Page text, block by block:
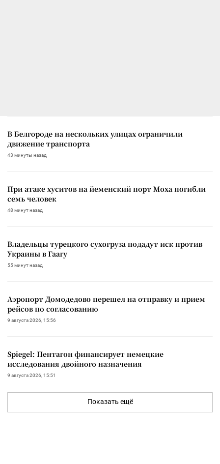
В Белгороде на нескольких улицах ограничили
движение транспорта
43 минуты назад
При атаке хуситов на йеменский порт Моха погибли
семь человек
48 минут назад
Владельцы турецкого сухогруза подадут иск против
Украины в Гаагу
55 минут назад
Аэропорт Домодедово перешел на отправку и прием
рейсов по согласованию
9 августа 2026, 15:56
Spiegel: Пентагон финансирует немецкие
исследования двойного назначения
9 августа 2026, 15:51
Показать ещё